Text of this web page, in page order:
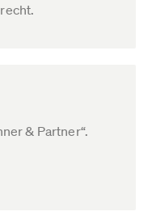
& Partner“.